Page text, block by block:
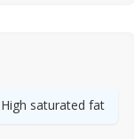
High saturated fat